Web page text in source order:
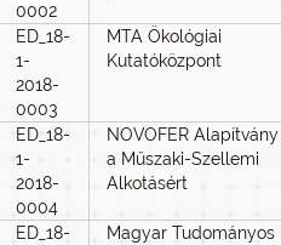
0002
ED_18-
1-
2018-
0003
MTA Ökológiai
Kutatóközpont
ED_18-
1-
2018-
0004
NOVOFER Alapítvány
a Műszaki-Szellemi
Alkotásért
ED_18-
Magyar Tudományos